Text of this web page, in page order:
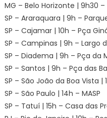
MG – Belo Horizonte | 9h30 –
SP – Araraquara | 9h –
SP – Cajamar | 10h – Pça
SP – Campinas | 9h – Largo
SP – Diadema | 9h – Pça da
SP – Santos | 9h – Pça das
SP – São João da Boa Vista |
SP – São Paulo | 14h – MASP
SP – Tatuí | 15h – Casa das